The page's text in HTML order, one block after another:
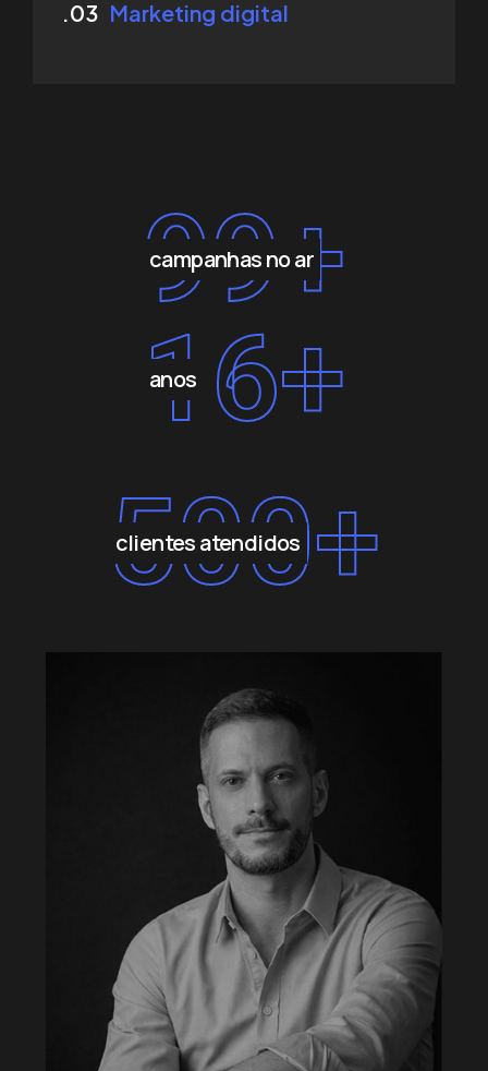
.03 Marketing digital
99+
campanhas no ar
16+
anos
500+
clientes atendidos